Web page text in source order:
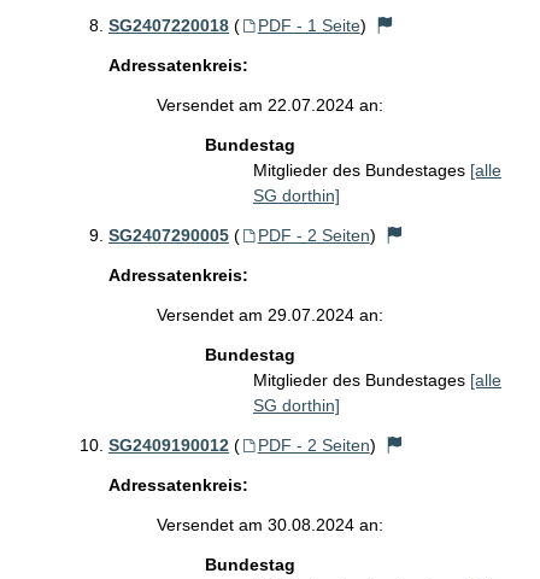
SG2407220018 ( PDF - 1 Seite)
Adressatenkreis:
Versendet am 22.07.2024 an:
Bundestag
Mitglieder des Bundestages [alle
SG dorthin]
SG2407290005 ( PDF - 2 Seiten)
Adressatenkreis:
Versendet am 29.07.2024 an:
Bundestag
Mitglieder des Bundestages [alle
SG dorthin]
SG2409190012 ( PDF - 2 Seiten)
Adressatenkreis:
Versendet am 30.08.2024 an:
Bundestag